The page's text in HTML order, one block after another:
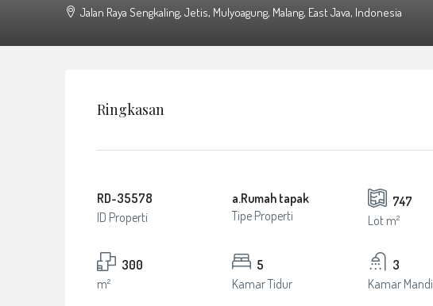
Jalan Raya Sengkaling, Jetis, Mulyoagung, Malang, East Java, Indonesia
Ringkasan
RD-35578
ID Properti
a.Rumah tapak
Tipe Properti
747
Lot m²
300
m²
5
Kamar Tidur
3
Kamar Mandi